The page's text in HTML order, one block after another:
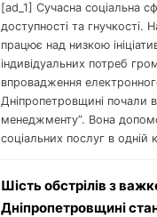
[ad_1] Сучасна соціальна
доступності та гнучкості.
працює над низкою
індивідуальних потреб
впровадження
Дніпропетровщині почали
менеджменту”. Вона
соціальних послуг в
Шість обстрілів з
Дніпропетровщині